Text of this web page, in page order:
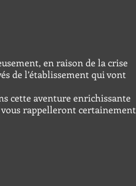
en raison de la crise
de l’établissement qui vont
cette aventure enrichissante
rappelleront certainement